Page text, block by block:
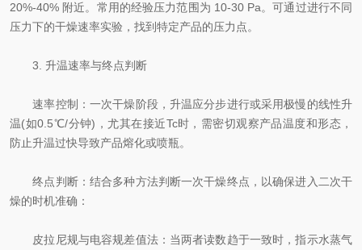
20%-40% 附近。常用的经验压力范围为 10-30 Pa。可通过进行不同
压力下的干燥速率实验，找到特定产品的压力点。
3. 升温速率与终点判断
速率控制：一次干燥阶段，升温应分步进行或采用极慢的线性升
温(如0.5℃/分钟)，尤其在接近Tc时，需密切观察产品温度和形态，
防止升温过快导致产品熔化或喷瓶。
终点判断：结合多种方法判断一次干燥终点，以确保进入二次干
燥的时机准确：
皮拉尼规与电容规差值法：当两者读数趋于一致时，指示水蒸气